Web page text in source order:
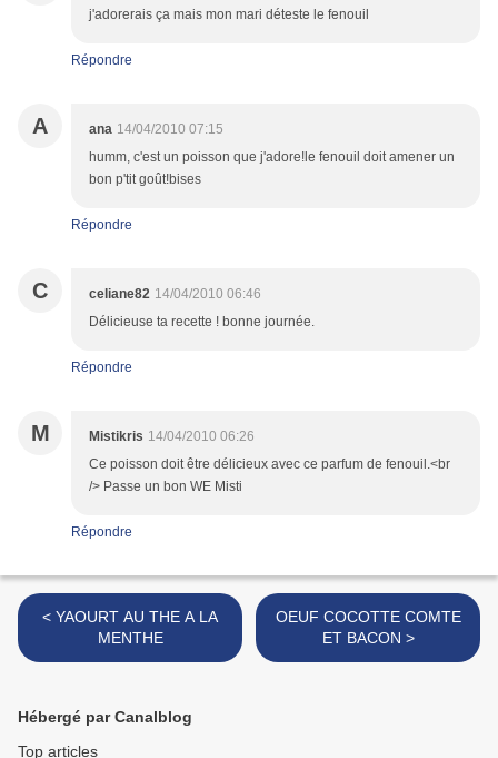
j'adorerais ça mais mon mari déteste le fenouil
Répondre
A ana 14/04/2010 07:15
humm, c'est un poisson que j'adore!le fenouil doit amener un
bon p'tit goût!bises
Répondre
C celiane82 14/04/2010 06:46
Délicieuse ta recette ! bonne journée.
Répondre
M Mistikris 14/04/2010 06:26
Ce poisson doit être délicieux avec ce parfum de fenouil.<br
/> Passe un bon WE Misti
Répondre
< YAOURT AU THE A LA
MENTHE
OEUF COCOTTE COMTE
ET BACON >
Hébergé par Canalblog
Top articles